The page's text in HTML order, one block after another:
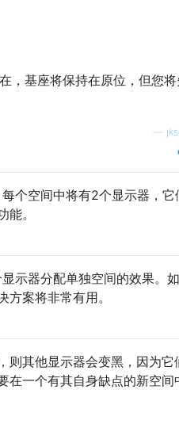
，基座将保持在原位，但您
个空间中将有2个显示器，它
。
示器分配单独空间的效果。
案将非常有用。
则其他显示器会变黑，因为它
在一个有其自身缺点的新空间